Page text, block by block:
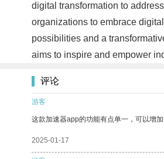
digital transformation to
organizations to embrace
possibilities and a
aims to inspire and empower
评论
游客
这款加速器app的功能有点单一，可以增
2025-01-17